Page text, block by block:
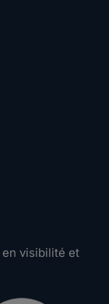
visibilité et